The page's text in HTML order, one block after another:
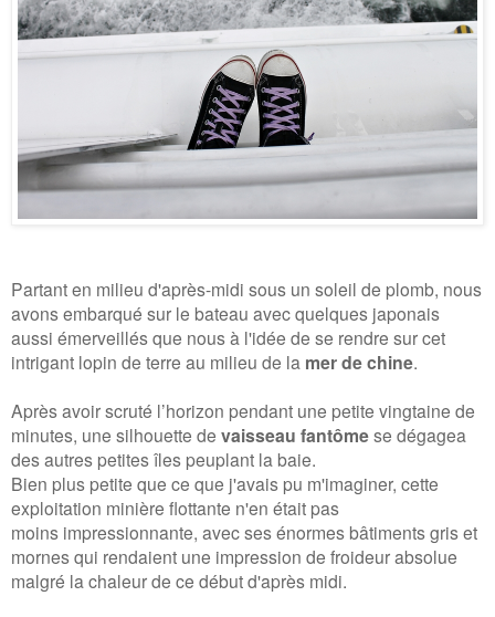
Partant en milieu d'après-midi sous un soleil de plomb, nous
avons embarqué sur le bateau avec quelques japonais
aussi émerveillés que nous à l'idée de se rendre sur cet
intrigant lopin de terre au milieu de la mer de chine.
Après avoir scruté l’horizon pendant une petite vingtaine de
minutes, une silhouette de vaisseau fantômese dégagea
des autres petites îles peuplant la baie.
Bien plus petite que ce que j'avais pu m'imaginer, cette
exploitation minière flottante n'en était pas
moins impressionnante, avec ses énormes bâtiments gris et
mornes qui rendaient une impression de froideur absolue
malgré la chaleur de ce début d'après midi.